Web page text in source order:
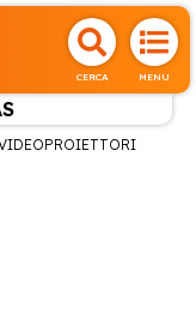
CERCA MENU